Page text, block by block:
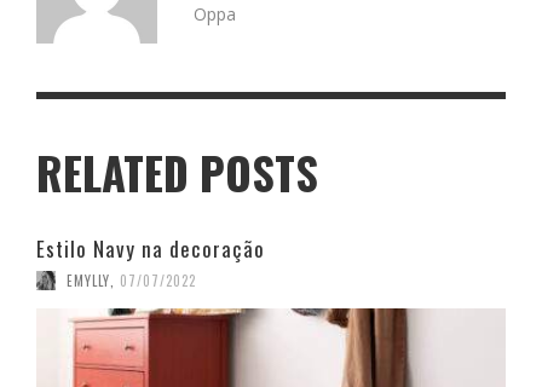
Oppa
RELATED POSTS
Estilo Navy na decoração
EMYLLY 07/07/2022